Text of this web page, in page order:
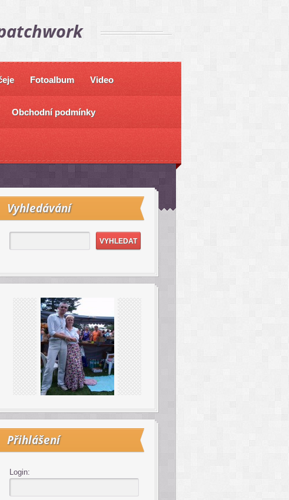
Fotoalbum Video
Obchodní podmínky
Vyhledávání
Přihlášení
Login: